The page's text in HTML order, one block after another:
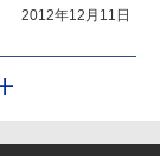
2012年12月11日